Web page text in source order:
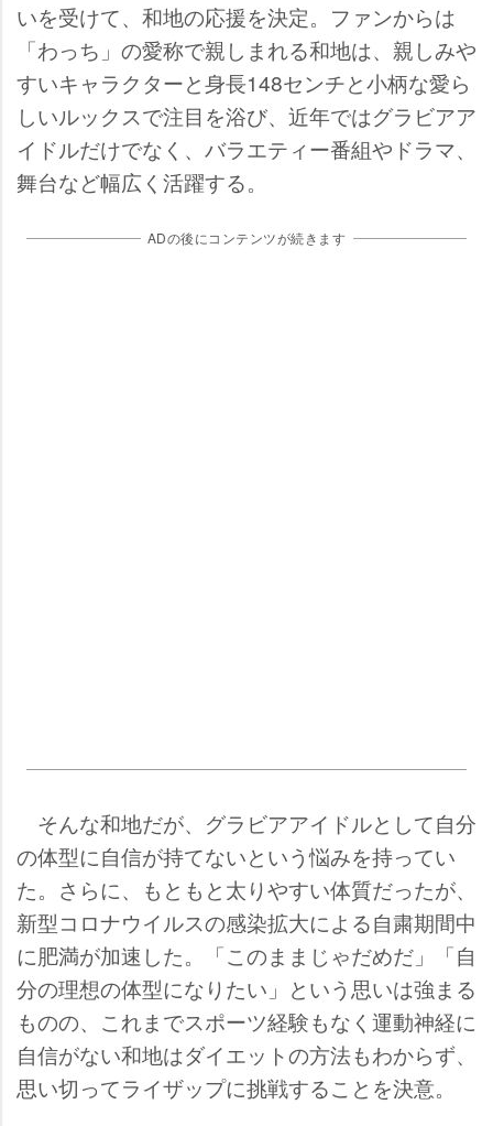
いを受けて、和地の応援を決定。ファンからは
「わっち」の愛称で親しまれる和地は、親しみ
すいキャラクターと身長148センチと小柄な愛ら
しいルックスで注目を浴び、近年ではグラビアア
イドルだけでなく、バラエティー番組やドラマ、
舞台など幅広く活躍する。
ADの後にコンテンツが続きます
そんな和地だが、グラビアアイドルとして自分
の体型に自信が持てないという悩みを持ってい
た。さらに、もともと太りやすい体質だったが、
新型コロナウイルスの感染拡大による自粛期間中
に肥満が加速した。「このままじゃだめだ」「自
分の理想の体型になりたい」という思いは強まる
ものの、これまでスポーツ経験もなく運動神経に
自信がない和地はダイエットの方法もわからず、
思い切ってライザップに挑戦することを決意。